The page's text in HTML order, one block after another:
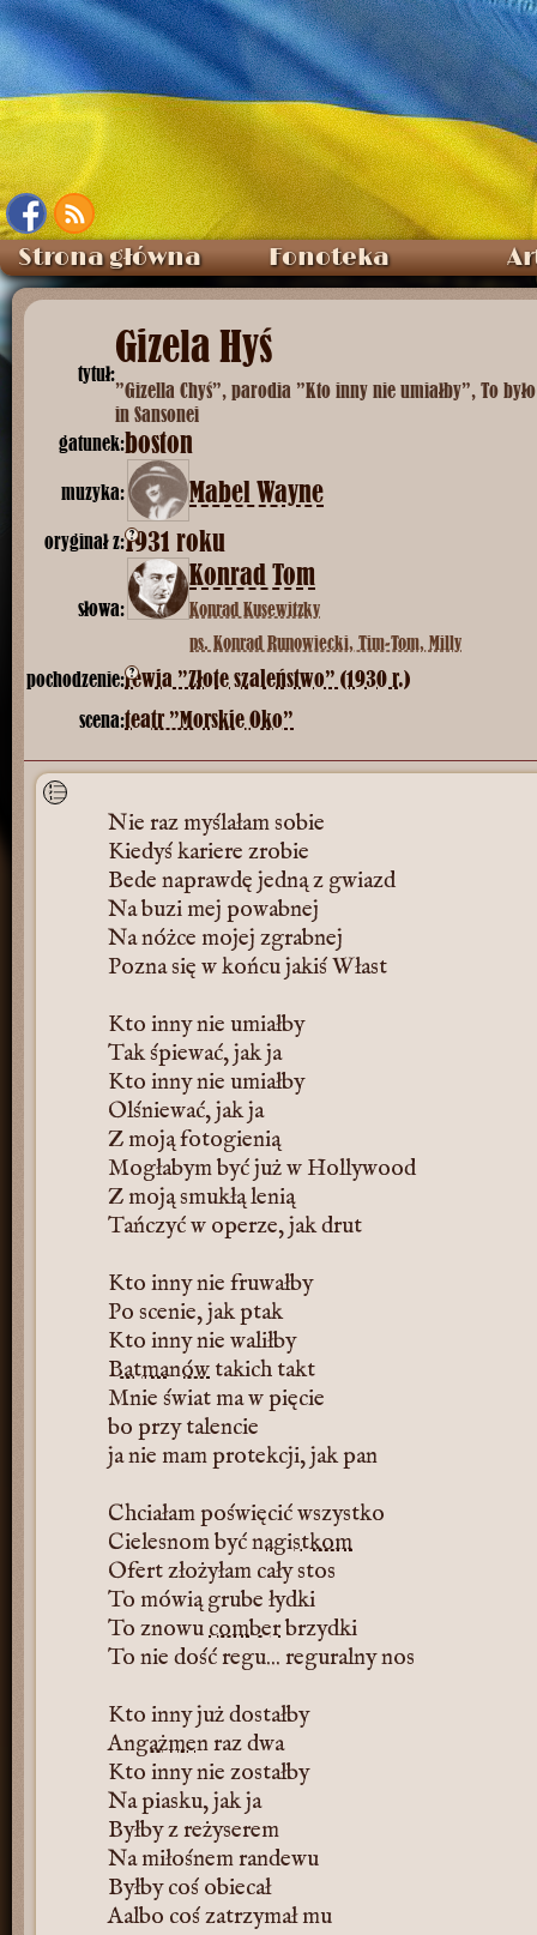
Strona główna Fonoteka
tytuł:
Gizela Hyś
”Gizella Chyś”, parodia ”Kto inny nie umiałby”, To
in Sansonei
gatunek:boston
muzyka: Mabel Wayne
oryginał z: ?
1931 roku
słowa:
Konrad Tom
Konrad Kusewitzky
ps. Konrad Runowiecki, Tim-Tom, Milly
pochodzenie: ?
rewia ”Złote szaleństwo” (1930 r.)
scena:teatr ”Morskie Oko”
Nie raz myślałam sobie
Kiedyś kariere zrobie
Bede naprawdę jedną z gwiazd
Na buzi mej powabnej
Na nóżce mojej zgrabnej
Pozna się w końcu jakiś Włast
Kto inny nie umiałby
Tak śpiewać, jak ja
Kto inny nie umiałby
Olśniewać, jak ja
Z moją fotogienią
Mogłabym być już w Hollywood
Z moją smukłą lenią
Tańczyć w operze, jak drut
Kto inny nie fruwałby
Po scenie, jak ptak
Kto inny nie waliłby
Batmanów takich takt
Mnie świat ma w pięcie
bo przy talencie
ja nie mam protekcji, jak pan
Chciałam poświęcić wszystko
Cielesnom byćnagistkom
Ofert złożyłam cały stos
To mówią grube łydki
To znowucomberbrzydki
To nie dość regu... reguralny nos
Kto inny już dostałby
Angażmenraz dwa
Kto inny nie zostałby
Na piasku, jak ja
Byłby z reżyserem
Na miłośnem randewu
Byłby coś obiecał
Aalbo coś zatrzymał mu